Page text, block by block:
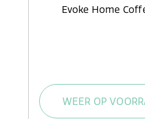
Evoke Home
WEER OP